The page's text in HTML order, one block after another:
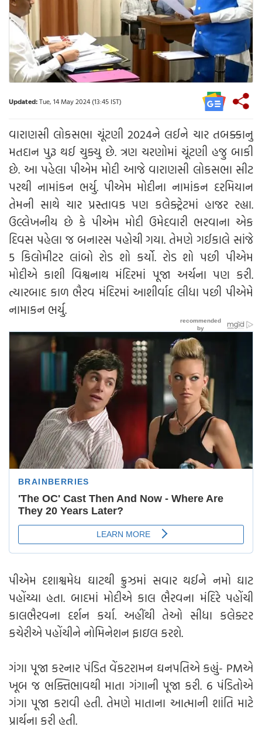
Updated:Tue, 14 May 2024 (13:45 IST)
વારાણસી લોકસભા ચૂંટણી 2024ને લઈને ચાર તબક્કાનુ
મતદાન પુરૂ થઈ ચુક્યુ છે. ત્રણ ચરણોમાં ચૂંટણી હજુ બાકી
છે. આ પહેલા પીએમ મોદી આજે વારાણસી લોકસભા સીટ
પરથી નામાંકન ભર્યુ. પીએમ મોદીના નામાંકન દરમિયાન
તેમની સાથે ચાર પ્રસ્તાવક પણ કલેક્ટ્રેટમાં હાજર રહ્યા.
ઉલ્લેખનીય છે કે પીએમ મોદી ઉમેદવારી ભરવાના એક
દિવસ પહેલા જ બનારસ પહોચી ગયા. તેમણે ગઈકાલે સાંજે
5 કિલોમીટર લાંબો રોડ શો કર્યો. રોડ શો પછી પીએમ
મોદીએ કાશી વિશ્વનાથ મંદિરમાં પૂજા અર્ચના પણ કરી.
ત્યારબાદ કાળ ભૈરવ મંદિરમાં આશીર્વાદ લીધા પછી પીએમે
નામાકન ભર્યુ.
પીએમ દશાશ્વમેધ ઘાટથી ક્રુઝમાં સવાર થઈને નમો ઘાટ
પહોંચ્યા હતા. બાદમાં મોદીએ કાલ ભૈરવના મંદિરે પહોંચી
કાલભૈરવના દર્શન કર્યા. અહીંથી તેઓ સીધા કલેક્ટર
કચેરીએ પહોંચીને નોમિનેશન ફાઇલ કરશે.
ગંગા પૂજા કરનાર પંડિત વેંકટરામન ઘનપતિએ કહ્યું- PMએ
ખૂબ જ ભક્તિભાવથી માતા ગંગાની પૂજા કરી. 6 પંડિતોએ
ગંગા પૂજા કરાવી હતી. તેમણે માતાના આત્માની શાંતિ માટે
પ્રાર્થના કરી હતી.